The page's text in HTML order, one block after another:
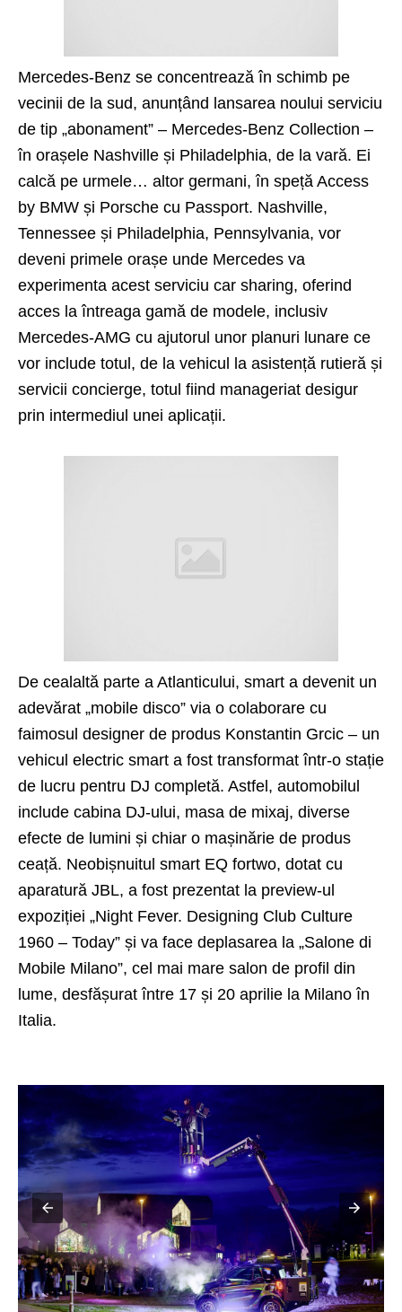
Mercedes-Benz se concentrează în schimb pe
vecinii de la sud, anunțând lansarea noului serviciu
de tip „abonament” – Mercedes-Benz Collection –
în orașele Nashville și Philadelphia, de la vară. Ei
calcă pe urmele… altor germani, în speță Access
by BMW și Porsche cu Passport. Nashville,
Tennessee și Philadelphia, Pennsylvania, vor
deveni primele orașe unde Mercedes va
experimenta acest serviciu car sharing, oferind
acces la întreaga gamă de modele, inclusiv
Mercedes-AMG cu ajutorul unor planuri lunare ce
vor include totul, de la vehicul la asistență rutieră și
servicii concierge, totul fiind manageriat desigur
prin intermediul unei aplicații.
De cealaltă parte a Atlanticului, smart a devenit un
adevărat „mobile disco” via o colaborare cu
faimosul designer de produs Konstantin Grcic – un
vehicul electric smart a fost transformat într-o stație
de lucru pentru DJ completă. Astfel, automobilul
include cabina DJ-ului, masa de mixaj, diverse
efecte de lumini și chiar o mașinărie de produs
ceață. Neobișnuitul smart EQ fortwo, dotat cu
aparatură JBL, a fost prezentat la preview-ul
expoziției „Night Fever. Designing Club Culture
1960 – Today” și va face deplasarea la „Salone di
Mobile Milano”, cel mai mare salon de profil din
lume, desfășurat între 17 și 20 aprilie la Milano în
Italia.